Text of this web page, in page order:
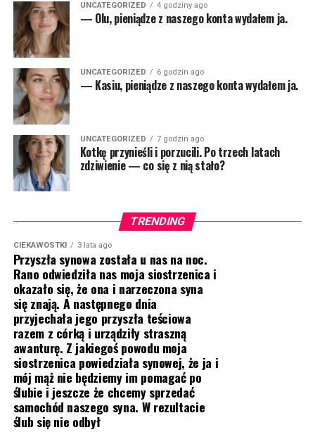
UNCATEGORIZED 4 godziny ago
— Olu, pieniądze z naszego konta wydałem ja.
UNCATEGORIZED 6 godzin ago
— Kasiu, pieniądze z naszego konta wydałem ja.
UNCATEGORIZED 7 godzin ago
Kotkę przynieśli i porzucili. Po trzech latach
zdziwienie — co się z nią stało?
TRENDING
CIEKAWOSTKI 3 lata ago
Przyszła synowa została u nas na noc.
Rano odwiedziła nas moja siostrzenica i
okazało się, że ona i narzeczona syna
się znają. A następnego dnia
przyjechała jego przyszła teściowa
razem z córką i urządziły straszną
awanturę. Z jakiegoś powodu moja
siostrzenica powiedziała synowej, że ja i
mój mąż nie będziemy im pomagać po
ślubie i jeszcze że chcemy sprzedać
samochód naszego syna. W rezultacie
ślub się nie odbył